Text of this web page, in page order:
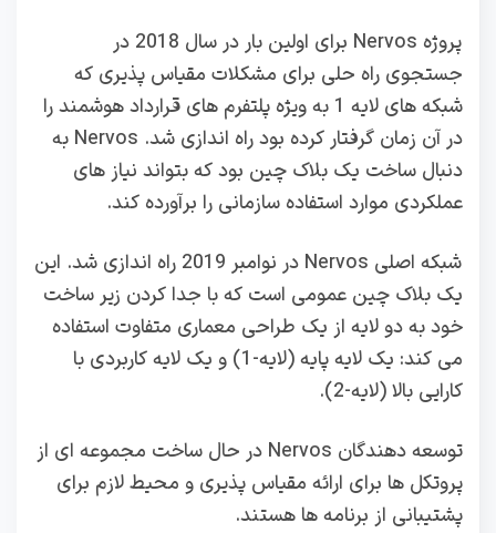
پروژه Nervos برای اولین بار در سال 2018 در
جستجوی راه‌ حلی برای مشکلات مقیاس‌ پذیری که
شبکه‌ های لایه 1 به‌ ویژه پلتفرم‌ های قرارداد هوشمند را
در آن زمان گرفتار کرده بود راه‌ اندازی شد. Nervos به
دنبال ساخت یک بلاک چین بود که بتواند نیاز های
عملکردی موارد استفاده سازمانی را برآورده کند.
شبکه اصلی Nervos در نوامبر 2019 راه اندازی شد. این
یک بلاک چین عمومی است که با جدا کردن زیر ساخت
خود به دو لایه از یک طراحی معماری متفاوت استفاده
می کند: یک لایه پایه (لایه-1) و یک لایه کاربردی با
کارایی بالا (لایه-2).
توسعه دهندگان Nervos در حال ساخت مجموعه ای از
پروتکل ها برای ارائه مقیاس پذیری و محیط لازم برای
پشتیبانی از برنامه ها هستند.